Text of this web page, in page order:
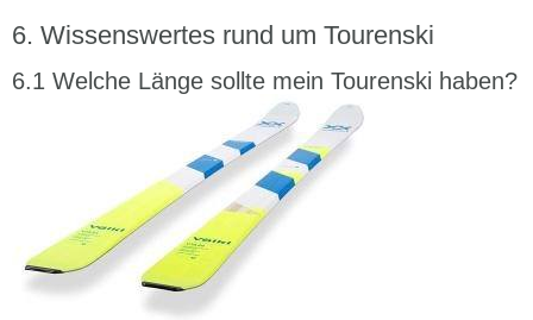
Wissenswertes rund um Tourenski
Welche Länge sollte mein Tourenski haben?